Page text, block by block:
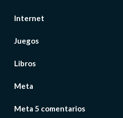
Internet
Juegos
Libros
Meta
Meta 5 comentarios